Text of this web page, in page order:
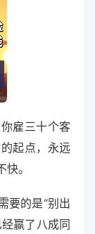
雇三十个客
起点，永远
。
要的是“别出
赢了八成同